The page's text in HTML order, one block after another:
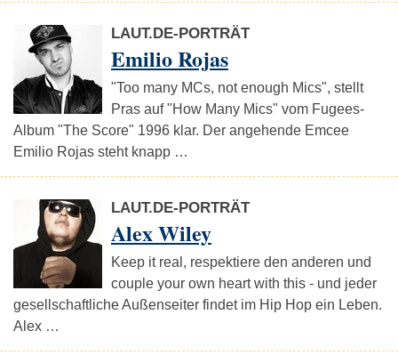
LAUT.DE-PORTRÄT
Emilio Rojas
"Too many MCs, not enough Mics", stellt
Pras auf "How Many Mics" vom Fugees-
Album "The Score" 1996 klar. Der angehende Emcee
Emilio Rojas steht knapp …
LAUT.DE-PORTRÄT
Alex Wiley
Keep it real, respektiere den anderen und
couple your own heart with this - und jeder
gesellschaftliche Außenseiter findet im Hip Hop ein Leben.
Alex …